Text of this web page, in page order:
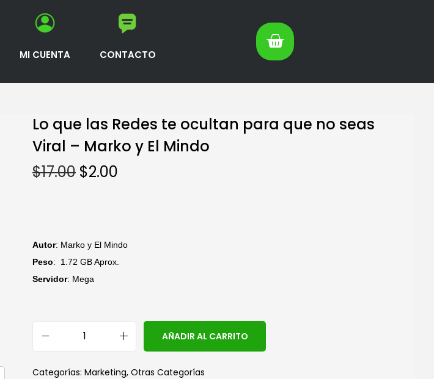
MI CUENTA CONTACTO
Lo que las Redes te ocultan para que no seas
Viral – Marko y El Mindo
$17.00 $2.00
Autor: Marko y El Mindo
Peso: 1.72 GB Aprox.
Servidor: Mega
AÑADIR AL CARRITO
Categorías: Marketing, Otras Categorías